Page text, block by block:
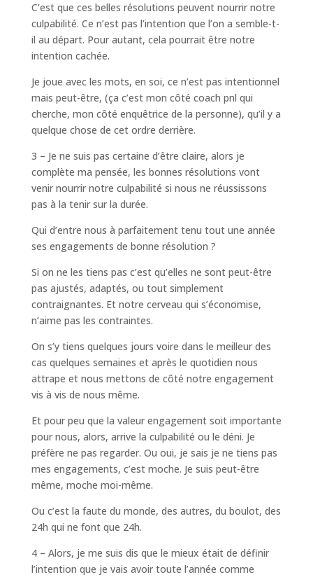
C’est que ces belles résolutions peuvent nourrir notre
culpabilité. Ce n’est pas l’intention que l’on a semble-t-
il au départ. Pour autant, cela pourrait être notre
intention cachée.
Je joue avec les mots, en soi, ce n’est pas intentionnel
mais peut-être, (ça c’est mon côté coach pnl qui
cherche, mon côté enquêtrice de la personne), qu’il y a
quelque chose de cet ordre derrière.
3 – Je ne suis pas certaine d’être claire, alors je
complète ma pensée, les bonnes résolutions vont
venir nourrir notre culpabilité si nous ne réussissons
pas à la tenir sur la durée.
Qui d’entre nous à parfaitement tenu tout une année
ses engagements de bonne résolution ?
Si on ne les tiens pas c’est qu’elles ne sont peut-être
pas ajustés, adaptés, ou tout simplement
contraignantes. Et notre cerveau qui s’économise,
n’aime pas les contraintes.
On s’y tiens quelques jours voire dans le meilleur des
cas quelques semaines et après le quotidien nous
attrape et nous mettons de côté notre engagement
vis à vis de nous même.
Et pour peu que la valeur engagement soit importante
pour nous, alors, arrive la culpabilité ou le déni. Je
préfère ne pas regarder. Ou oui, je sais je ne tiens pas
mes engagements, c’est moche. Je suis peut-être
même, moche moi-même.
Ou c’est la faute du monde, des autres, du boulot, des
24h qui ne font que 24h.
4 – Alors, je me suis dis que le mieux était de définir
l’intention que je vais avoir toute l’année comme